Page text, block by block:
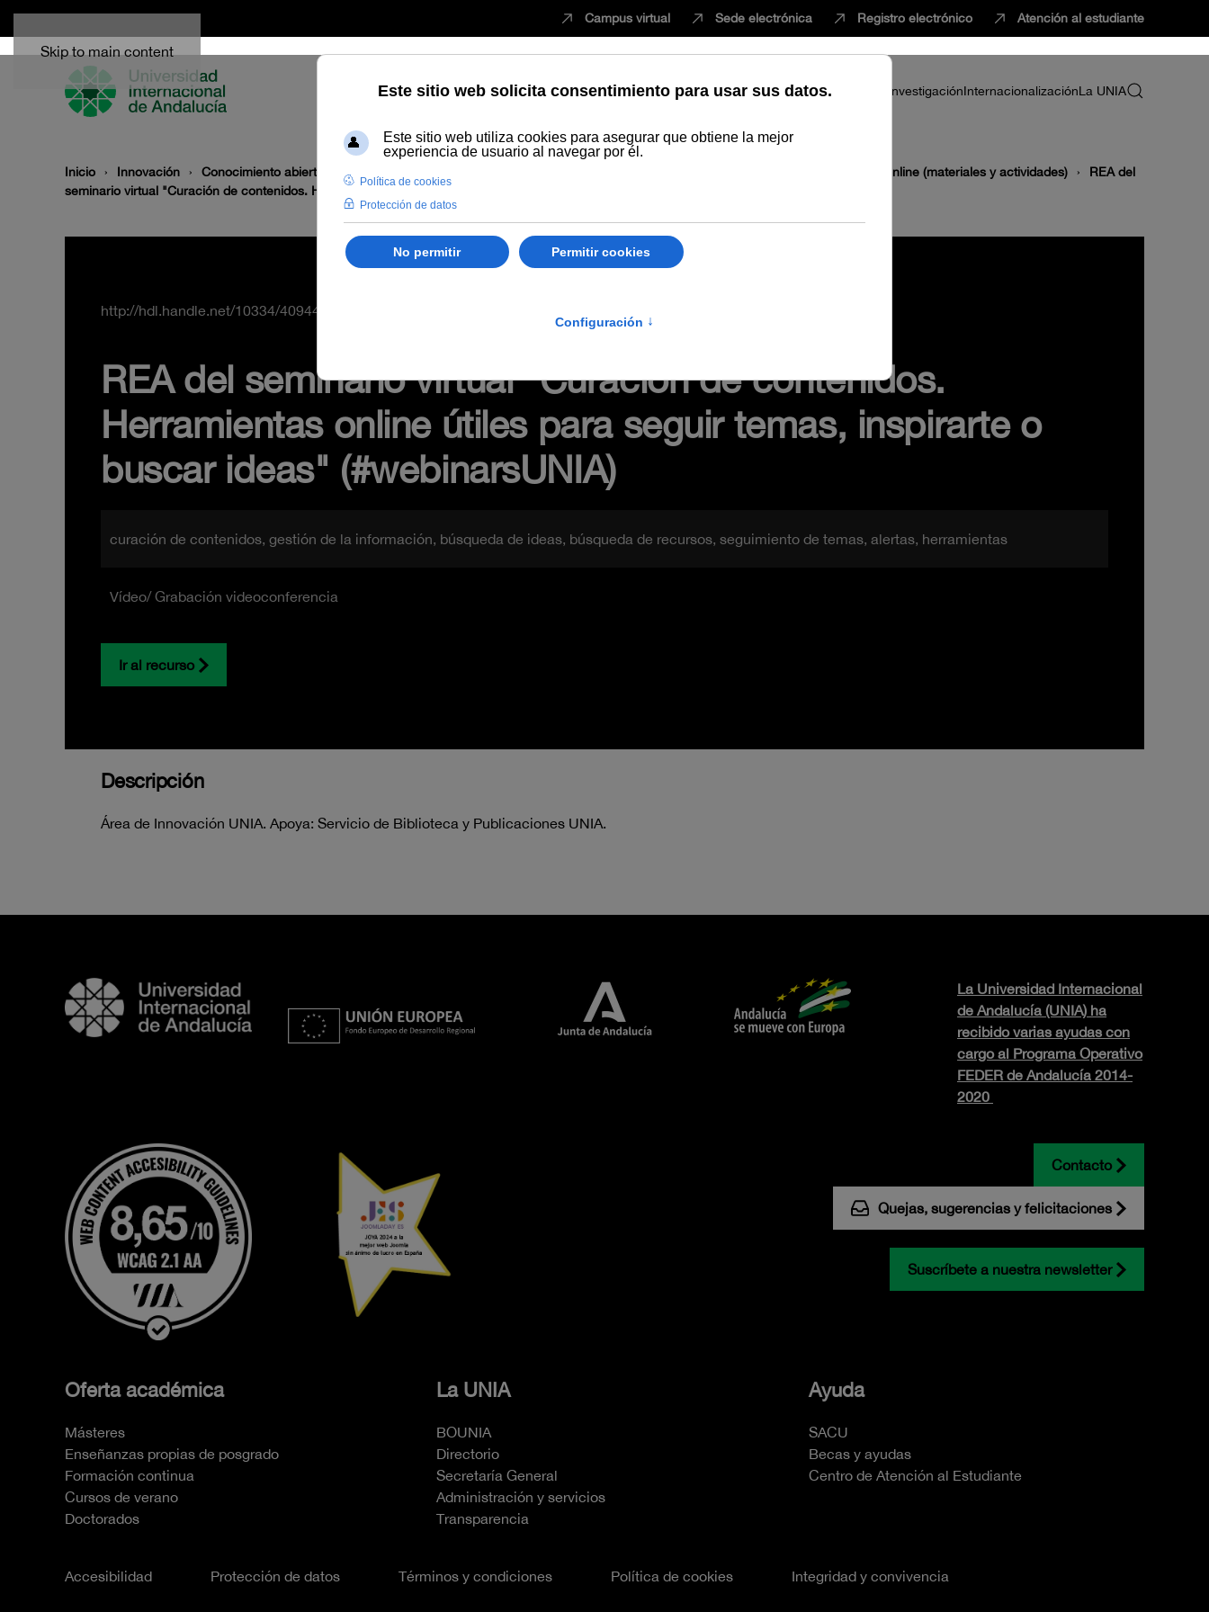
Skip to main content
Campus virtual Sede electrónica Registro electrónico Atención al estudiante
EstudiarInnovaciónVida universitariaProfesorado InvestigaciónInternacionalizaciónLa UNIA
Inicio Innovación Conocimiento abierto y difusión Diseño de recursos de aprendizaje online (materiales y actividades)
REA del
seminario virtual "Curación de contenidos. Herramientas online útiles para seguir temas, inspirarte o buscar ideas" (#webinarsUNIA)
http://hdl.handle.net/10334/40944
REA del seminario virtual "Curación de contenidos.
Herramientas online útiles para seguir temas, inspirarte o
buscar ideas" (#webinarsUNIA)
curación de contenidos, gestión de la información, búsqueda de ideas, búsqueda de recursos, seguimiento de temas, alertas, herramientas
Vídeo/ Grabación videoconferencia
Ir al recurso
Descripción
Área de Innovación UNIA. Apoya: Servicio de Biblioteca y Publicaciones UNIA.
La Universidad Internacional
de Andalucía (UNIA) ha
recibido varias ayudas con
cargo al Programa Operativo
FEDER de Andalucía 2014-
2020
Contacto
Quejas, sugerencias y felicitaciones
Suscríbete a nuestra newsletter
Oferta académica
Másteres
Enseñanzas propias de posgrado
Formación continua
Cursos de verano
Doctorados
La UNIA
BOUNIA
Directorio
Secretaría General
Administración y servicios
Transparencia
Ayuda
SACU
Becas y ayudas
Centro de Atención al Estudiante
Accesibilidad Protección de datos Términos y condiciones Política de cookies Integridad y convivencia